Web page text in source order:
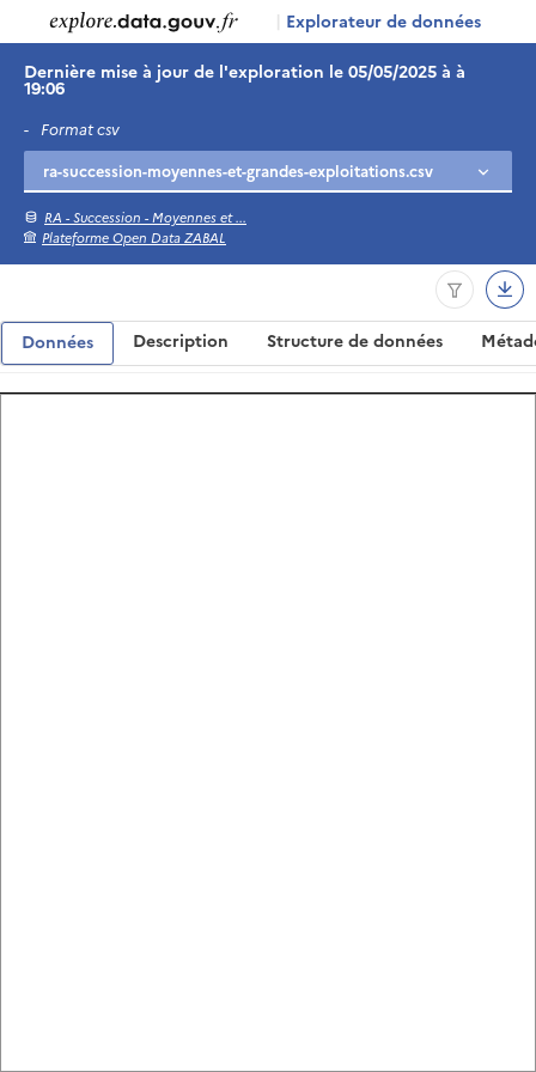
| Explorateur de données
Dernière mise à jour de l'exploration le 05/05/2025 à à
19:06
- Format csv
RA - Succession - Moyennes et ...
Plateforme Open Data ZABAL
Données Description Structure de données